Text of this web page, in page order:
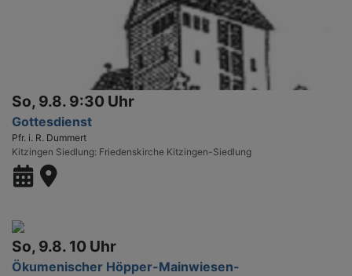
So, 9.8. 9:30 Uhr
Gottesdienst
Pfr. i. R. Dummert
Kitzingen Siedlung Friedenskirche Kitzingen-Siedlung
So, 9.8. 10 Uhr
Ökumenischer Höpper-Mainwiesen-